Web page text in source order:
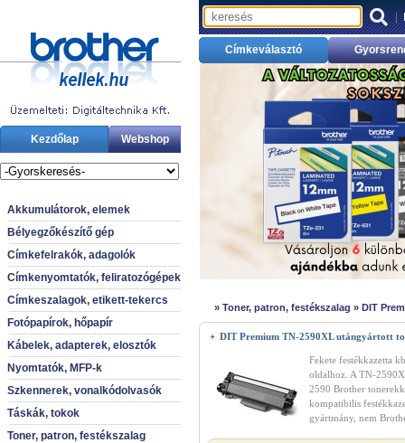
Kezdőlap Webshop
Akkumulátorok, elemek
Bélyegzőkészítő gép
Címkefelrakók, adagolók
Címkenyomtatók, feliratozógépek
Címkeszalagok, etikett-tekercs
Fotópapírok, hőpapír
Kábelek, adapterek, elosztók
Nyomtatók, MFP-k
Szkennerek, vonalkódolvasók
Táskák, tokok
Toner, patron, festékszalag
|
Címkeválasztó
» Toner, patron, festékszalag » DIT
DIT Premium TN-2590XL utángyártott
Fekete festékkazetta
oldalhoz. A TN-
2590 Brother
kompatibilis
gyártmány, nem